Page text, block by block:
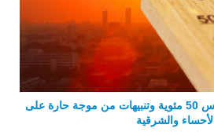
حتى 5 مساء.. حرارة تلامس 50 مئوية وتنبيهات من موجة حارة على
الأحساء والشرقية